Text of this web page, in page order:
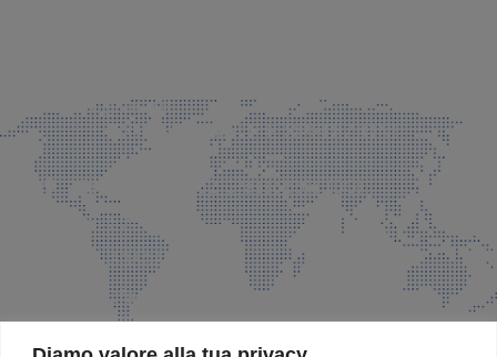
info@faeg.it
COMMERCIALE E SPEDIZIONI
Via Padre Elzi, 32 Grassobbio (BG)
035 525015
035 335037
info@faeg.it
SITE MAP